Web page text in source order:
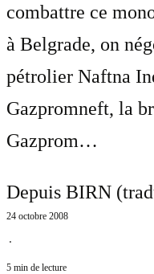
combattre ce
à Belgrade, on
pétrolier Naftna
Gazpromneft, la
Gazprom…
Depuis BIRN
24 octobre 2008
⋅
5 min de lecture